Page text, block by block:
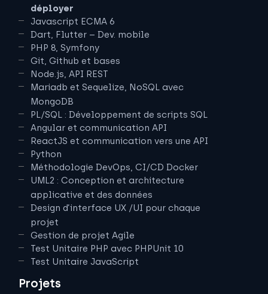
déployer
Javascript ECMA 6
Dart, Flutter – Dev. mobile
PHP 8, Symfony
Git, Github et bases
Node.js, API REST
Mariadb et Sequelize, NoSQL avec
MongoDB
PL/SQL : Développement de scripts SQL
Angular et communication API
ReactJS et communication vers une API
Python
Méthodologie DevOps, CI/CD Docker
UML2 : Conception et architecture
applicative et des données
Design d’interface UX /UI pour chaque
projet
Gestion de projet Agile
Test Unitaire PHP avec PHPUnit 10
Test Unitaire JavaScript
Projets